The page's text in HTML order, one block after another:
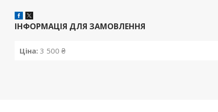
ІНФОРМАЦІЯ ДЛЯ ЗАМОВЛЕННЯ
Ціна: 3 500 ₴